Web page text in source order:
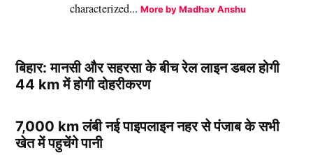
characterized...More by Madhav Anshu
बिहार: मानसी और सहरसा के बीच रेल लाइन डबल होगी
44 km में होगी दोहरीकरण
7,000 km लंबी नई पाइपलाइन नहर से पंजाब के सभी
खेत में पहुचेंगे पानी